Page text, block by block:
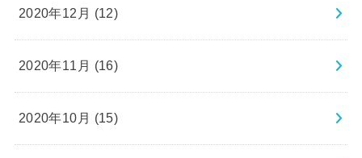
2020年12月 (12)
2020年11月 (16)
2020年10月 (15)